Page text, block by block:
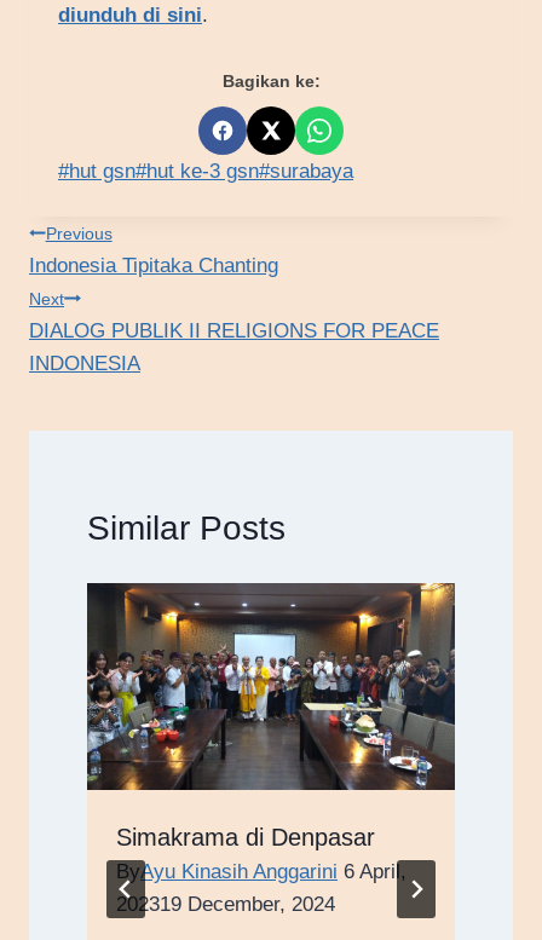
diunduh di sini.
Bagikan ke:
Post
#hut gsn#hut ke-3 gsn#surabaya
Post
navigation
Previous
Indonesia Tipitaka Chanting
Next
DIALOG PUBLIK II RELIGIONS FOR PEACE
INDONESIA
Similar Posts
Simakrama di Denpasar
ByAyu Kinasih Anggarini 6 April,
202319 December, 2024